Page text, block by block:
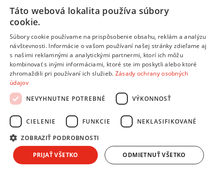
Napíš slabé stránky a nevýhody produktu
Čo by mohlo byť na produkte lepšie?
Každý bod napíš na nový riadok
Ak si s výrobkom 100% spokojný, toto políčko nevypĺňaj
Zhrnutie:*
Kúpil by si si tento produkt znova? Alebo by si zvažoval iný?
Prečo?
Aký je tvoj celkový pocit z používania produktu?
Na čo je potrebné pri kúpe myslieť?
Táto webová lokalita používa súbory
cookie.
Súbory cookie používame na prispôsobenie obsahu, reklám a analýzu
návštevnosti. Informácie o vašom používaní našej stránky zdieľame aj
s našimi reklamnými a analytickými partnermi, ktorí ich môžu
kombinovať s inými informáciami, ktoré ste im poskytli alebo ktoré
zhromaždili pri používaní ich služieb. Zásady ochrany osobných
údajov
NEVYHNUTNE POTREBNÉ
VÝKONNOSŤ
CIELENIE FUNKCIE NEKLASIFIKOVANÉ
ZOBRAZIŤ PODROBNOSTI
PRIJAŤ VŠETKO ODMIETNUŤ VŠETKO